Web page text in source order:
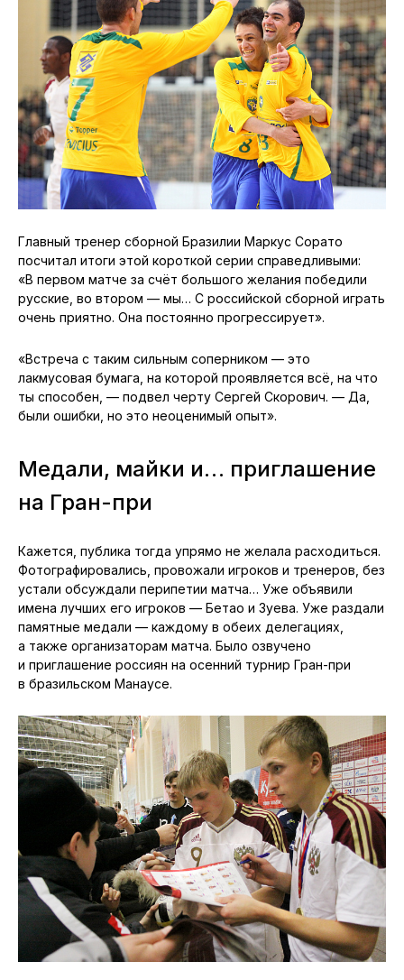
Главный тренер сборной Бразилии Маркус Сорато
посчитал итоги этой короткой серии справедливыми:
«В первом матче за счёт большого желания победили
русские, во втором — мы… С российской сборной играть
очень приятно. Она постоянно прогрессирует».
«Встреча с таким сильным соперником — это
лакмусовая бумага, на которой проявляется всё, на что
ты способен, — подвел черту Сергей Скорович. — Да,
были ошибки, но это неоценимый опыт».
Медали, майки и… приглашение
на Гран-при
Кажется, публика тогда упрямо не желала расходиться.
Фотографировались, провожали игроков и тренеров, без
устали обсуждали перипетии матча… Уже объявили
имена лучших его игроков — Бетао и Зуева. Уже раздали
памятные медали — каждому в обеих делегациях,
а также организаторам матча. Было озвучено
и приглашение россиян на осенний турнир Гран-при
в бразильском Манаусе.